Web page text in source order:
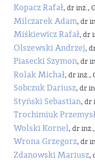
Kopacz Rafał, dr inż.,
Milczarek Adam, dr
Miśkiewicz Rafał, dr
Olszewski Andrzej,
Piasecki Szymon, dr
Rolak Michał, dr inż.,
Sobczuk Dariusz, dr
Styński Sebastian, dr
Trochimiuk
Wolski Kornel, dr
Wrona Grzegorz, dr
Zdanowski Mariusz,